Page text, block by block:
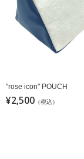
"rose icon" POUCH
¥2,500 （税込）